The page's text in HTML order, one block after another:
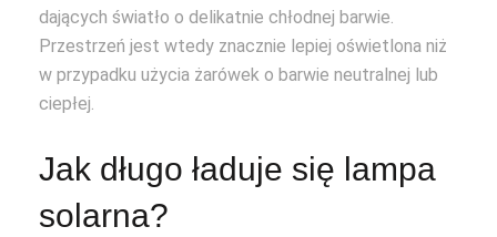
dających światło o delikatnie chłodnej barwie.
Przestrzeń jest wtedy znacznie lepiej oświetlona niż
w przypadku użycia żarówek o barwie neutralnej lub
ciepłej.
Jak długo ładuje się lampa
solarna?